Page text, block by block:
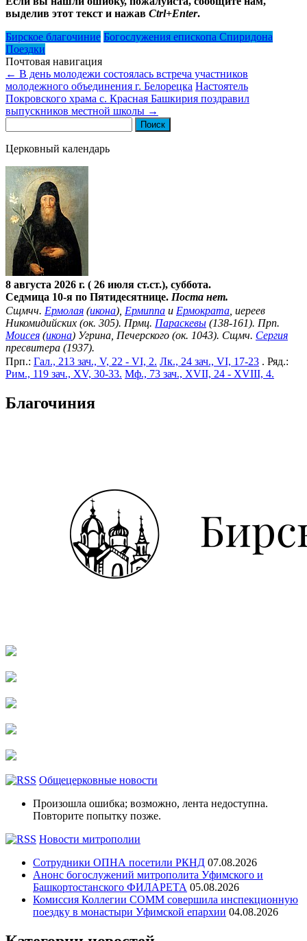
выделив этот текст и нажав Ctrl+Enter.
Бирское благочиние Богослужения епископа Спиридона
Поездки
Почтовая навигация
← В день молодежи состоялась встреча участников
молодежного объединения г. Белорецка Настоятель
Покровского храма с. Красная Башкирия поздравил
выпускников местной школы →
Церковный календарь
8 августа 2026 г. ( 26 июля ст.ст.), суббота.
Седмица 10-я по Пятидесятнице. Поста нет.
Сщмчч. Ермолая (икона), Ермиппа и Ермократа , иереев
Никомидийских (ок. 305). Прмц. Параскевы (138-161). Прп.
Моисея (икона) Угрина, Печерского (ок. 1043). Сщмч. Сергия
пресвитера (1937).
Прп.: Гал., 213 зач., V, 22 - VI, 2. Лк., 24 зач., VI, 17-23 . Ряд.:
Рим., 119 зач., XV, 30-33. Мф., 73 зач., XVII, 24 - XVIII, 4.
Благочиния
Общецерковные новости
Произошла ошибка; возможно, лента недоступна.
Повторите попытку позже.
Новости митрополии
Сотрудники ОПНА посетили РКНД 07.08.2026
Анонс богослужений митрополита Уфимского и
Башкортостанского ФИЛАРЕТА 05.08.2026
Комиссия Коллегии СОММ совершила инспекционную
поездку в монастыри Уфимской епархии 04.08.2026